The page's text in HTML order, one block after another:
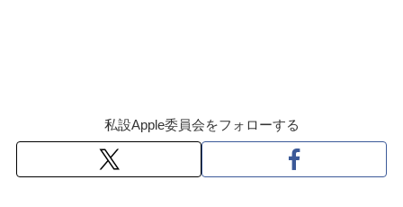
私設Apple委員会をフォローする